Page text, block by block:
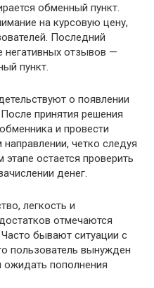
обменный пункт.
на курсовую цену,
Последний
негативных отзывов —
пункт.
о появлении
принятия решения
и провести
четко следуя
остается проверить
денег.
легкость и
отмечаются
бывают ситуации с
пользователь вынужден
ожидать пополнения